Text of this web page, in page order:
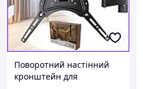
Поворотний настінний
кронштейн для